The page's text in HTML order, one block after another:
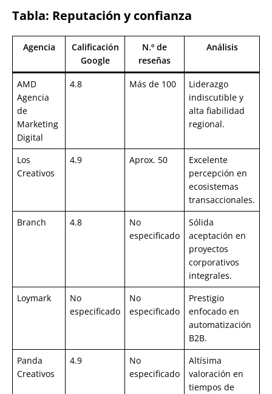
Tabla: Reputación y confianza
Agencia
Calificación
Google
N.º de
reseñas
Análisis
AMD
Agencia
de
Marketing
Digital
4.8 Más de 100
Liderazgo
indiscutible y
alta fiabilidad
regional.
Los
Creativos
4.9 Aprox. 50
Excelente
percepción en
ecosistemas
transaccionales.
Branch
4.8
No
especificado
Sólida
aceptación en
proyectos
corporativos
integrales.
Loymark
No
especificado
No
especificado
Prestigio
enfocado en
automatización
B2B.
Panda
Creativos
4.9
No
especificado
Altísima
valoración en
tiempos de